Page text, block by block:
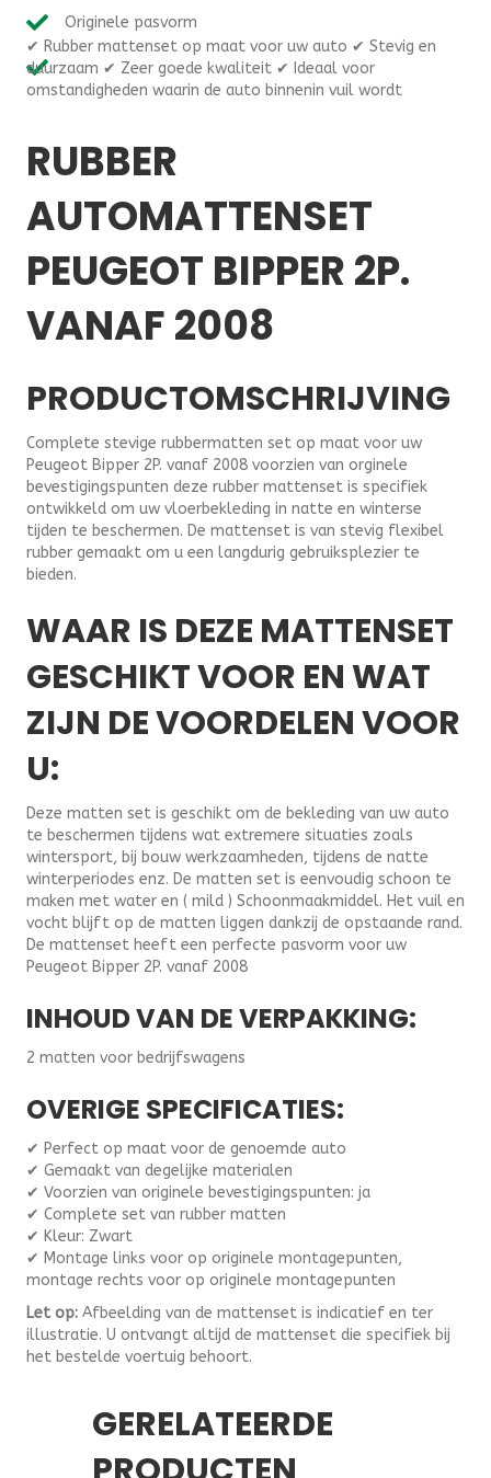
automatten
op
maat
Peugeot
Bipper
2008
Originele pasvorm
✔ Rubber mattenset op maat voor uw auto ✔ Stevig en
duurzaam ✔ Zeer goede kwaliteit ✔ Ideaal voor
omstandigheden waarin de auto binnenin vuil wordt
RUBBER
AUTOMATTENSET
PEUGEOT BIPPER 2P.
VANAF 2008
PRODUCTOMSCHRIJVING
Complete stevige rubbermatten set op maat voor uw
Peugeot Bipper 2P. vanaf 2008 voorzien van orginele
bevestigingspunten deze rubber mattenset is specifiek
ontwikkeld om uw vloerbekleding in natte en winterse
tijden te beschermen. De mattenset is van stevig flexibel
rubber gemaakt om u een langdurig gebruiksplezier te
bieden.
WAAR IS DEZE MATTENSET
GESCHIKT VOOR EN WAT
ZIJN DE VOORDELEN VOOR
U:
Deze matten set is geschikt om de bekleding van uw auto
te beschermen tijdens wat extremere situaties zoals
wintersport, bij bouw werkzaamheden, tijdens de natte
winterperiodes enz. De matten set is eenvoudig schoon te
maken met water en ( mild ) Schoonmaakmiddel. Het vuil en
vocht blijft op de matten liggen dankzij de opstaande rand.
De mattenset heeft een perfecte pasvorm voor uw
Peugeot Bipper 2P. vanaf 2008
INHOUD VAN DE VERPAKKING:
2 matten voor bedrijfswagens
OVERIGE SPECIFICATIES:
✔ Perfect op maat voor de genoemde auto
✔ Gemaakt van degelijke materialen
✔ Voorzien van originele bevestigingspunten: ja
✔ Complete set van rubber matten
✔ Kleur: Zwart
✔ Montage links voor op originele montagepunten,
montage rechts voor op originele montagepunten
Let op: Afbeelding van de mattenset is indicatief en ter
illustratie. U ontvangt altijd de mattenset die specifiek bij
het bestelde voertuig behoort.
GERELATEERDE